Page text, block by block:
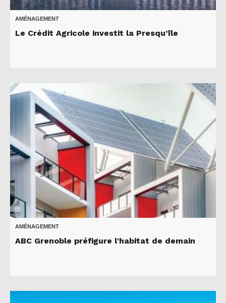
AMÉNAGEMENT
Le Crédit Agricole investit la Presqu’île
AMÉNAGEMENT
ABC Grenoble préfigure l'habitat de demain